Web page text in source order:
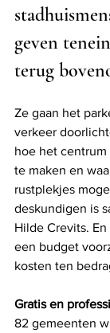
geven
terug
Ze gaan het
verkeer
hoe het
te maken en
rustplekjes
deskundigen is
Hilde Crevits.
een budget
kosten ten
Gratis en
82 gemeenten